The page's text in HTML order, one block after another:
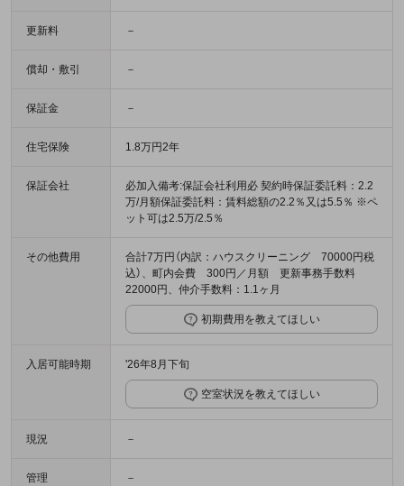
更新料 －
償却・敷引 －
保証金 －
住宅保険 1.8万円2年
保証会社
必加入備考:保証会社利用必 契約時保証委託料：2.2
万/月額保証委託料：賃料総額の2.2％又は5.5％ ※ペ
ット可は2.5万/2.5％
その他費用
合計7万円（内訳：ハウスクリーニング 70000円税
込）、町内会費 300円／月額 更新事務手数料
22000円、仲介手数料：1.1ヶ月
初期費用を教えてほしい
入居可能時期 '26年8月下旬
空室状況を教えてほしい
現況 －
管理 －